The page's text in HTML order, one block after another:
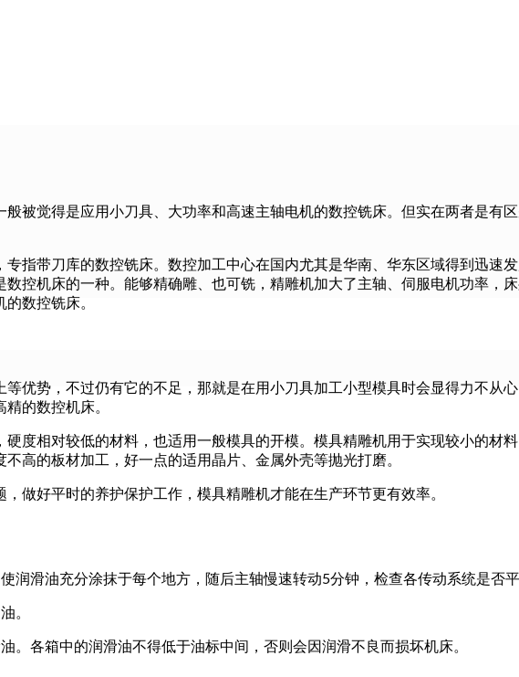
被觉得是应用小刀具、大功率和高速主轴电机的数控铣床。但实在两者是有
指带刀库的数控铣床。数控加工中心在国内尤其是华南、华东区域得到迅速
控机床的一种。能够精确雕、也可铣，精雕机加大了主轴、伺服电机功率，
数控铣床。
优势，不过仍有它的不足，那就是在用小刀具加工小型模具时会显得力不从
的数控机床。
度相对较低的材料，也适用一般模具的开模。模具精雕机用于实现较小的材
高的板材加工，好一点的适用晶片、金属外壳等抛光打磨。
做好平时的养护保护工作，模具精雕机才能在生产环节更有效率。
润滑油充分涂抹于每个地方，随后主轴慢速转动5分钟，检查各传动系统是否平
。
各箱中的润滑油不得低于油标中间，否则会因润滑不良而损坏机床。